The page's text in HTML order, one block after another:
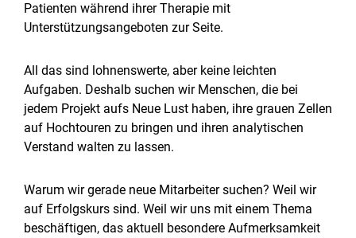
Patienten während ihrer Therapie mit
Unterstützungsangeboten zur Seite.
All das sind lohnenswerte, aber keine leichten
Aufgaben. Deshalb suchen wir Menschen, die bei
jedem Projekt aufs Neue Lust haben, ihre grauen Zellen
auf Hochtouren zu bringen und ihren analytischen
Verstand walten zu lassen.
Warum wir gerade neue Mitarbeiter suchen? Weil wir
auf Erfolgskurs sind. Weil wir uns mit einem Thema
beschäftigen, das aktuell besondere Aufmerksamkeit